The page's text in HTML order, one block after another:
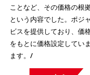
ことなど、その価格の根
という内容でした。ポジ
ビスを提供しており、価
をもとに価格設定してい
ます。/